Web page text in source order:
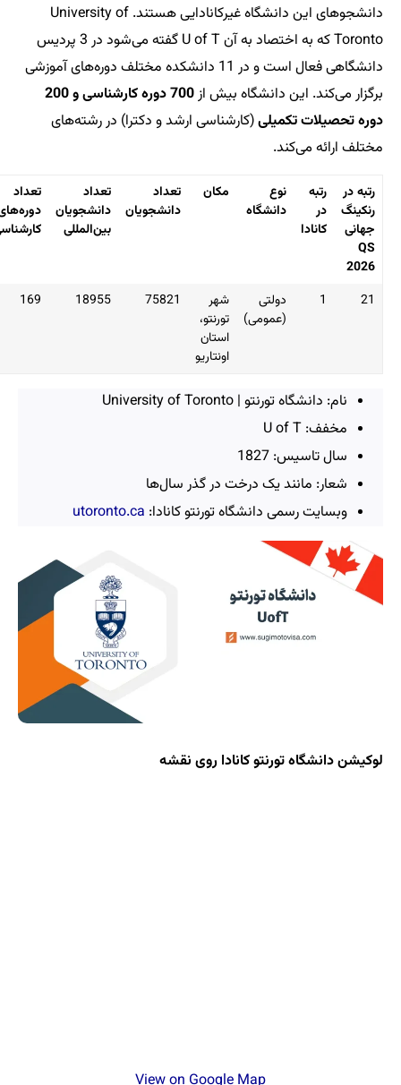
دانشجوهای این دانشگاه غیرکانادایی هستند. University of
Toronto که به اختصاد به آن U of T گفته می‌شود در 3 پردیس
دانشگاهی فعال است و در 11 دانشکده مختلف دوره‌های آموزشی
بیش از
700 دوره کارشناسی و 200
(کارشناسی ارشد و دکترا) در رشته‌های
مکان
تعداد
دانشجویان
تعداد
دانشجویان
تعداد
دوره‌های
تعداد
دوره‌های
کارشناسی
تعداد
دوره‌های
دکترا
شهر
75821
18955
169
138
88
درخت در گذر سال‌ها
تورنتو کانادا:utoronto.ca
کانادا روی نقشه